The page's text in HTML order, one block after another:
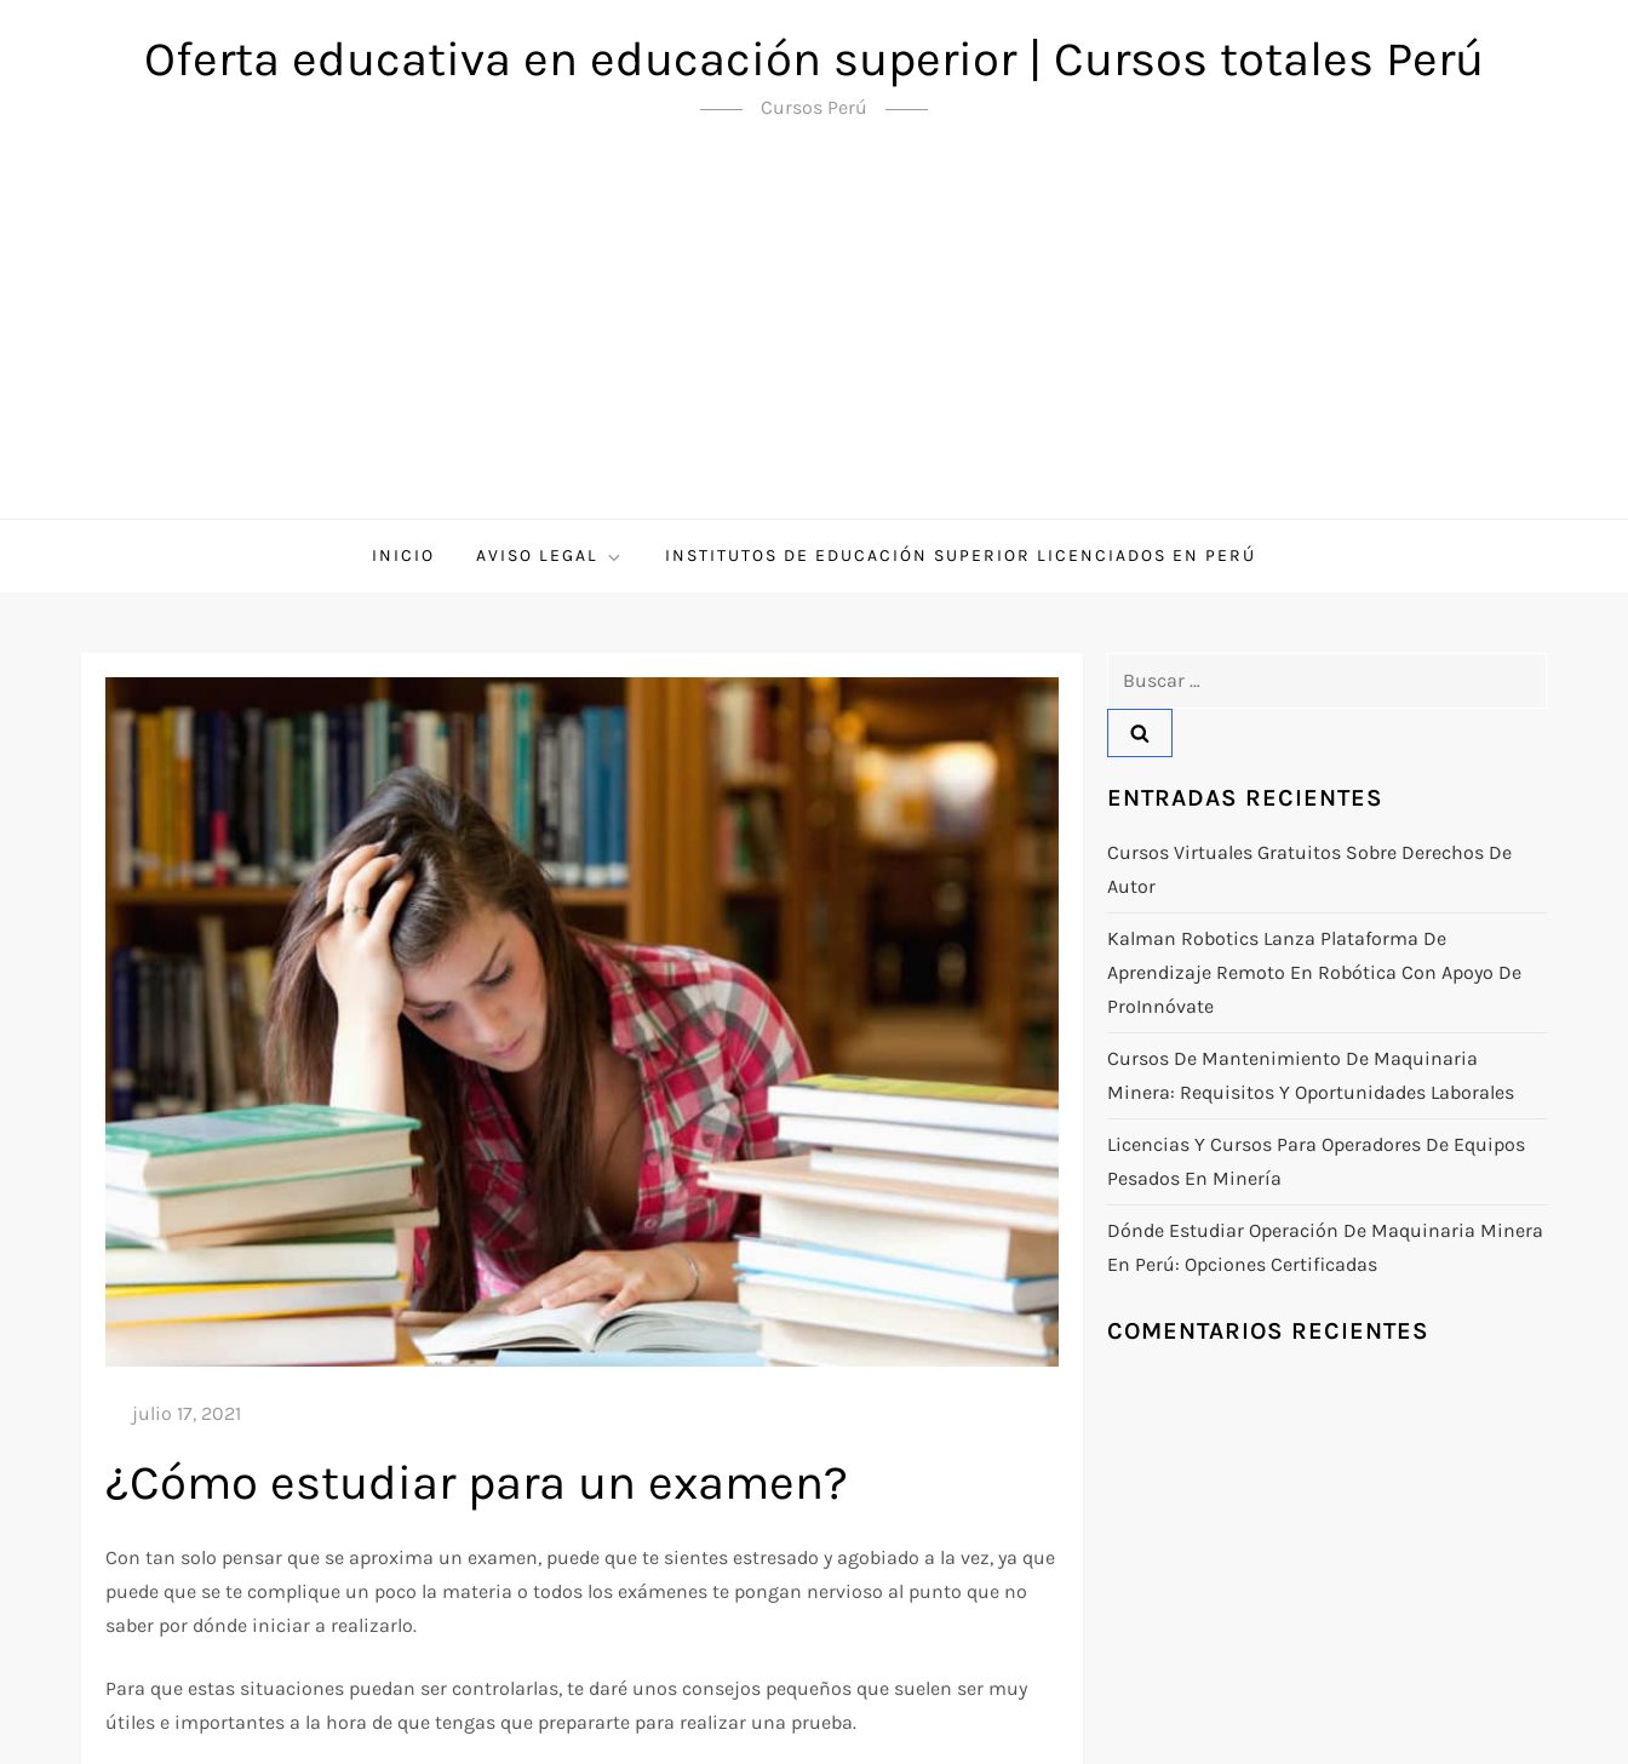
Oferta educativa en educación superior | Cursos totales Perú
Cursos Perú
INICIO AVISO LEGAL INSTITUTOS DE EDUCACIÓN SUPERIOR LICENCIADOS EN PERÚ
¿Cómo estudiar para un examen?
Con tan solo pensar que se aproxima un examen, puede que te sientes estresado y agobiado a la vez, ya que
puede que se te complique un poco la materia o todos los exámenes te pongan nervioso al punto que no
saber por dónde iniciar a realizarlo.
Para que estas situaciones puedan ser controlarlas, te daré unos consejos pequeños que suelen ser muy
útiles e importantes a la hora de que tengas que prepararte para realizar una prueba.
ENTRADAS RECIENTES
Cursos Virtuales Gratuitos Sobre Derechos De
Autor
Kalman Robotics Lanza Plataforma De
Aprendizaje Remoto En Robótica Con Apoyo De
ProInnóvate
Cursos De Mantenimiento De Maquinaria
Minera: Requisitos Y Oportunidades Laborales
Licencias Y Cursos Para Operadores De Equipos
Pesados En Minería
Dónde Estudiar Operación De Maquinaria Minera
En Perú: Opciones Certificadas
COMENTARIOS RECIENTES